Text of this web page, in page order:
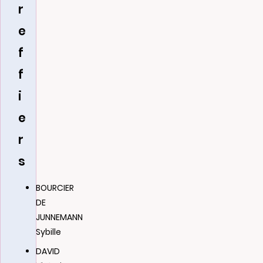
r
e
f
f
i
e
r
s
BOURCIER
DE
JUNNEMANN
Sybille
DAVID